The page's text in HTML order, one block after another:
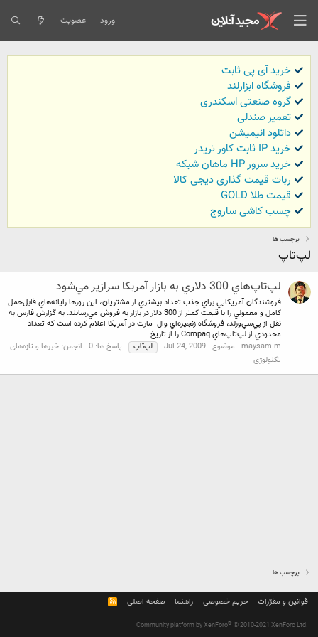
ورود عضویت
خرید آی پی ثابت
فروشگاه ابزارلند
گروه صنعتی اسکندری
تعمیر صندلی
داتلود انیمیشن
خرید IP ثابت کاور تریدر
خرید سرور HP ماهان شبکه
ربات قیمت گذاری دیجی کالا
قیمت طلا GOLD
چسب کاشی ساروج
برچسب ها
لپ‌تاپ
لپ‌تاپ‌هاي 300 دلاري به بازار آمريكا سرازير مي‌شود
فروشندگان آمريكايي براي جذب تعداد بيشتري از مشتريان، اين روزها رايانه‌هاي قابل‌حمل
كامل و معمولي را با قيمت كمتر از 300 دلار در بازار به فروش مي‌رسانند. به گزارش فارس به
نقل از پي‌سي‌ورلد، فروشگاه زنجيره‌اي وال- مارت در آمريكا اعلام كرده است كه تعداد
محدودي از لپ‌تاپ‌هاي Compaq را از تاريخ...
maysam.m موضوع Jul 24, 2009 لپ‌تاپ پاسخ ها: 0 انجمن: خبرها و تازه‌های
تکنولوژی
برچسب ها
قوانین و مقرّرات حریم خصوصی راهنما صفحه اصلی
R
S
Community platform by XenForo® © 2010-2021 XenForo Ltd.